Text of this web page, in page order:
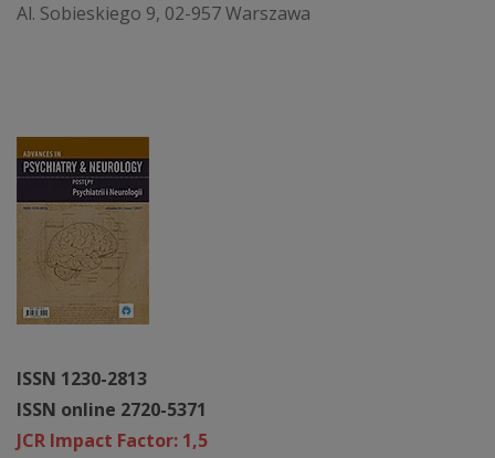
ISSN 1230-2813
ISSN online 2720-5371
JCR Impact Factor: 1,5
Al. Sobieskiego 9, 02-957 Warszawa